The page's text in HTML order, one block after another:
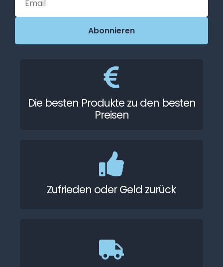
Die besten Produkte zu den besten
Preisen
Zufrieden oder Geld zurück